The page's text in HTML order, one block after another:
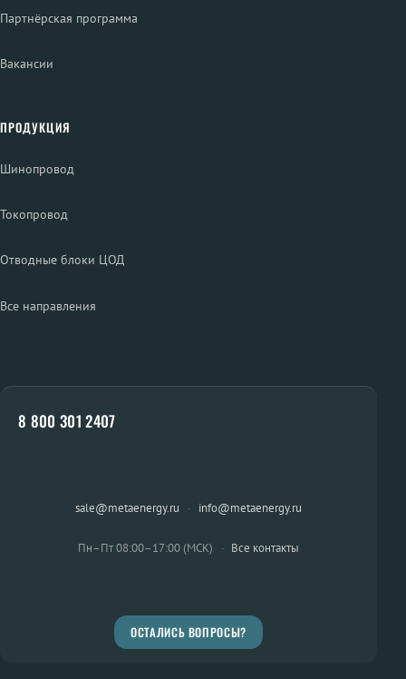
Партнёрская программа
Вакансии
ПРОДУКЦИЯ
Шинопровод
Токопровод
Отводные блоки ЦОД
Все направления
8 800 301 2407
sale@metaenergy.ru · info@metaenergy.ru
Пн–Пт 08:00–17:00 (МСК) · Все контакты
ОСТАЛИСЬ ВОПРОСЫ?